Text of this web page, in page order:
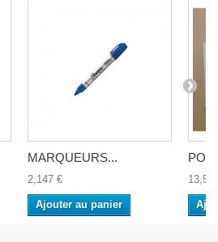
MARQUEURS...
2,147 €
Ajouter au panier